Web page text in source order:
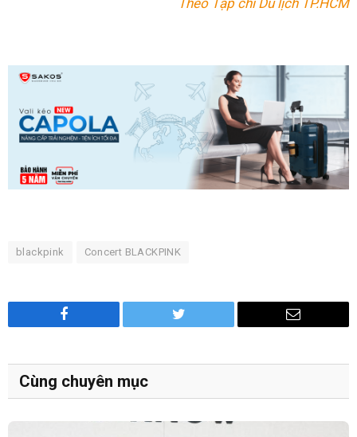
Theo Tạp chí Du lịch TP.HCM
blackpink Concert BLACKPINK
Facebook Twitter Email
Cùng chuyên mục